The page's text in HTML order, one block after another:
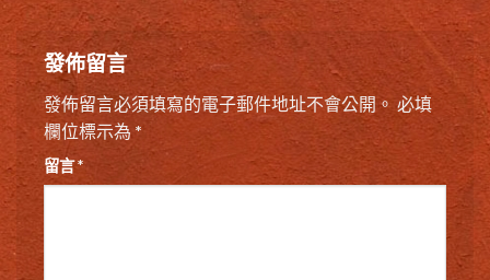
發佈留言
發佈留言必須填寫的電子郵件地址不會公開。 必填
欄位標示為 *
留言*